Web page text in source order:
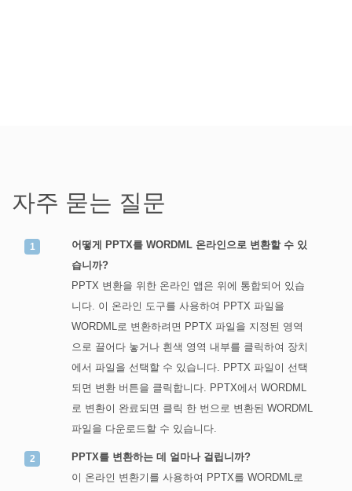
자주 묻는 질문
어떻게 PPTX를 WORDML 온라인으로 변환할 수 있
습니까?
PPTX 변환을 위한 온라인 앱은 위에 통합되어 있습
니다. 이 온라인 도구를 사용하여 PPTX 파일을
WORDML로 변환하려면 PPTX 파일을 지정된 영역
으로 끌어다 놓거나 흰색 영역 내부를 클릭하여 장치
에서 파일을 선택할 수 있습니다. PPTX 파일이 선택
되면 변환 버튼을 클릭합니다. PPTX에서 WORDML
로 변환이 완료되면 클릭 한 번으로 변환된 WORDML
파일을 다운로드할 수 있습니다.
PPTX를 변환하는 데 얼마나 걸립니까?
이 온라인 변환기를 사용하여 PPTX를 WORDML로